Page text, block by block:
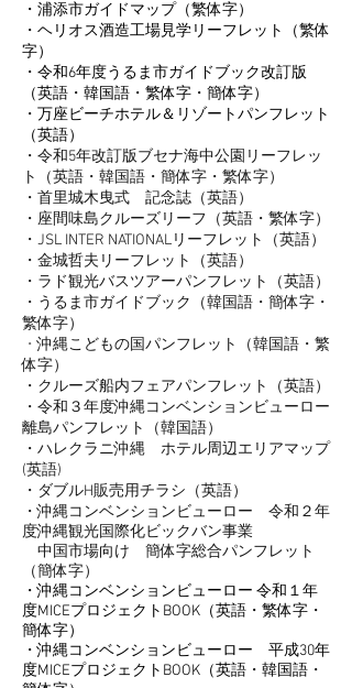
・浦添市ガイドマップ（繁体字）
・ヘリオス酒造工場見学リーフレット（繁体
字）
・令和6年度うるま市ガイドブック改訂版
（英語・韓国語・繁体字・簡体字）
・万座ビーチホテル＆リゾートパンフレット
（英語）
・ 令和5年改訂版ブセナ海中公園リーフレッ
ト（英語・韓国語・簡体字・繁体字）
・首里城木曳式 記念誌（英語）
・座間味島クルーズリーフ（英語・繁体字）
・JSL INTER NATIONALリーフレット（英語）
・金城哲夫リーフレット（英語）
・ラド観光バスツアーパンフレット（英語）
・うるま市ガイドブック（韓国語・簡体字・
繁体字）
​・沖縄こどもの国パンフレット（韓国語・繁
体字）
・ クルーズ船内フェアパンフレット（英語）
・ 令和３年度沖縄コンベンションビューロー
離島パンフレット（韓国語）
・ ハレクラニ沖縄 ホテル周辺エリアマップ
(英語)
・ ダブルH販売用チラシ（英語）
・沖縄コンベンションビューロー 令和２年
度沖縄観光国際化ビックバン事業
中国市場向け 簡体字総合パンフレット
（簡体字）
・沖縄コンベンションビューロー 令和１年
度MICEプロジェクトBOOK（英語・繁体字・
簡体字）
・沖縄コンベンションビューロー 平成30年
度MICEプロジェクトBOOK（英語・韓国語・